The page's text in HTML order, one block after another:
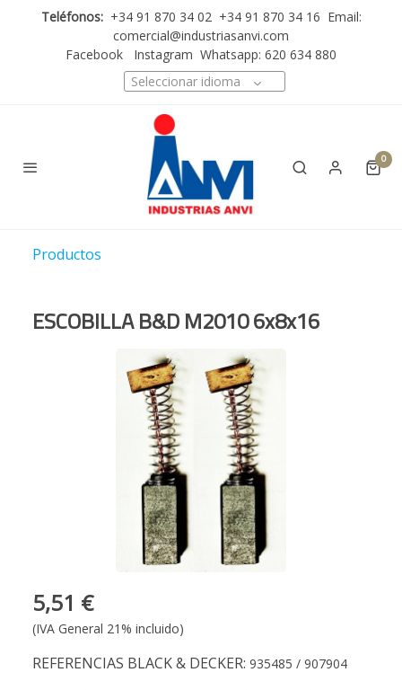
Teléfonos: +34 91 870 34 02 +34 91 870 34 16 Email:
comercial@industriasanvi.com
Facebook
Instagram Whatsapp: 620 634 880
Seleccionar idioma
0
Productos
ESCOBILLA B&D M2010 6x8x16
5,51 €
(IVA General 21% incluido)
REFERENCIAS BLACK & DECKER: 935485 / 907904